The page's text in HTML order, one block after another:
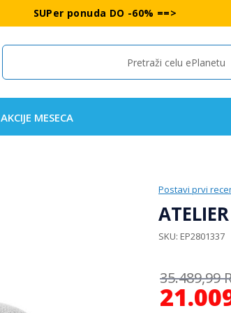
SUPer ponuda DO -60% ==>
Search
AKCIJE MESECA
Postavi prvi
SKU EP2801337
35.489,99